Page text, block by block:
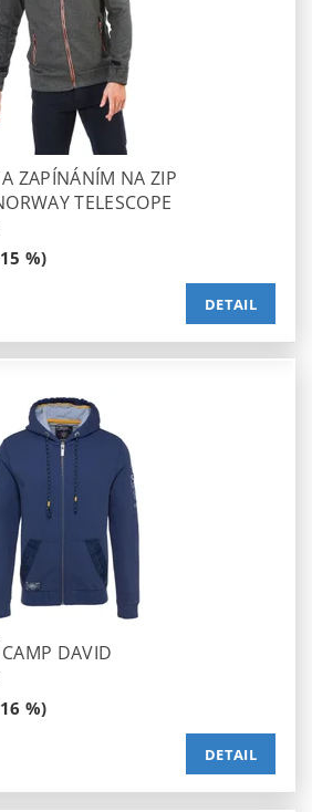
ZAPÍNÁNÍM NA ZIP
TELESCOPE
%)
DETAIL
DAVID
%)
DETAIL